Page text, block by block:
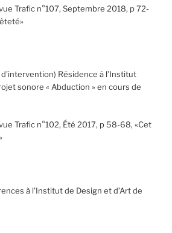
Trafic n°107, Septembre 2018, p 72-
Résidence à l’Institut
sonore « Abduction » en cours de
Trafic n°102, Été 2017, p 58-68, «Cet
à l’Institut de Design et d’Art de